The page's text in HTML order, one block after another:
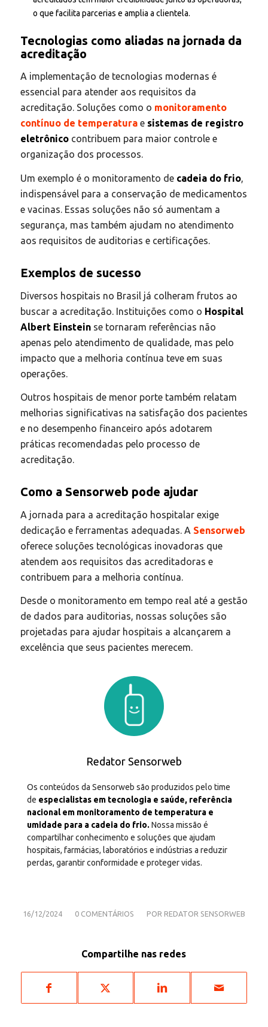
o que facilita parcerias e amplia a clientela.
Tecnologias como aliadas na jornada da
acreditação
A implementação de tecnologias modernas é
essencial para atender aos requisitos da
acreditação. Soluções como o monitoramento
contínuo de temperaturae sistemas de registro
eletrônicocontribuem para maior controle e
organização dos processos.
Um exemplo é o monitoramento de cadeia do frio,
indispensável para a conservação de medicamentos
e vacinas. Essas soluções não só aumentam a
segurança, mas também ajudam no atendimento
aos requisitos de auditorias e certificações.
Exemplos de sucesso
Diversos hospitais no Brasil já colheram frutos ao
buscar a acreditação. Instituições como o Hospital
Albert Einsteinse tornaram referências não
apenas pelo atendimento de qualidade, mas pelo
impacto que a melhoria contínua teve em suas
operações.
Outros hospitais de menor porte também relatam
melhorias significativas na satisfação dos pacientes
e no desempenho financeiro após adotarem
práticas recomendadas pelo processo de
acreditação.
Como a Sensorweb pode ajudar
A jornada para a acreditação hospitalar exige
dedicação e ferramentas adequadas. A Sensorweb
oferece soluções tecnológicas inovadoras que
atendem aos requisitos das acreditadoras e
contribuem para a melhoria contínua.
Desde o monitoramento em tempo real até a gestão
de dados para auditorias, nossas soluções são
projetadas para ajudar hospitais a alcançarem a
excelência que seus pacientes merecem.
Redator Sensorweb
Os conteúdos da Sensorweb são produzidos pelo time
de especialistas em tecnologia e saúde, referência
nacional em monitoramento de temperatura e
umidade para a cadeia do frio. Nossa missão é
compartilhar conhecimento e soluções que ajudam
hospitais, farmácias, laboratórios e indústrias a reduzir
perdas, garantir conformidade e proteger vidas.
16/12/2024
/ 0 COMENTÁRIOS
/ POR REDATOR SENSORWEB
Compartilhe nas redes